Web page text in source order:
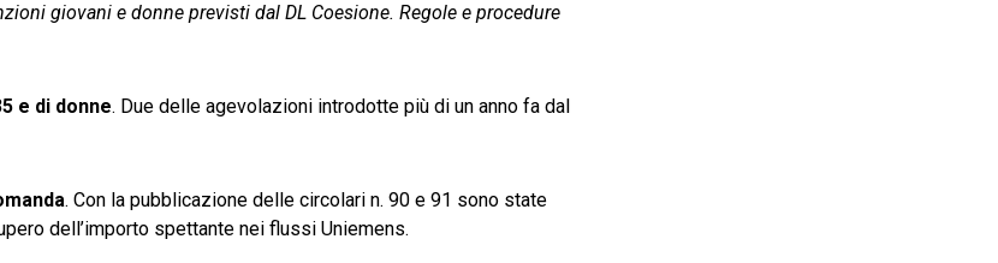
giovani e donne previsti dal DL Coesione. Regole e procedure
e di donne. Due delle agevolazioni introdotte più di un anno fa dal
. Con la pubblicazione delle circolari n. 90 e 91 sono state
dell’importo spettante nei flussi Uniemens.